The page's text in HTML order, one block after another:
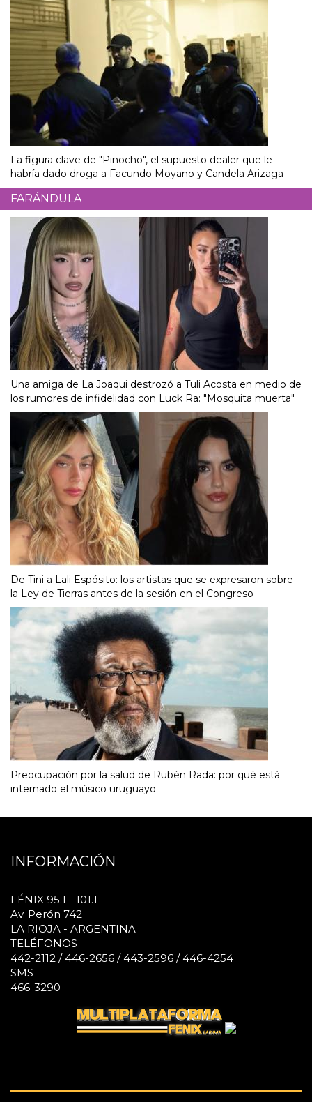
La figura clave de "Pinocho", el supuesto dealer que le
habría dado droga a Facundo Moyano y Candela Arizaga
FARÁNDULA
Una amiga de La Joaqui destrozó a Tuli Acosta en medio de
los rumores de infidelidad con Luck Ra: "Mosquita muerta"
De Tini a Lali Espósito: los artistas que se expresaron sobre
la Ley de Tierras antes de la sesión en el Congreso
Preocupación por la salud de Rubén Rada: por qué está
internado el músico uruguayo
INFORMACIÓN
FÉNIX 95.1 - 101.1
Av. Perón 742
LA RIOJA - ARGENTINA
TELÉFONOS
442-2112 / 446-2656 / 443-2596 / 446-4254
SMS
466-3290